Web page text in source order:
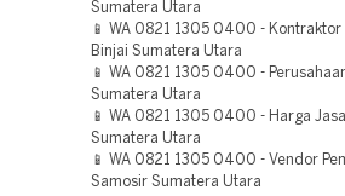
Sumatera Utara
📱 WA 0821 1305 0400 -
Binjai Sumatera Utara
📱 WA 0821 1305 0400 -
Sumatera Utara
📱 WA 0821 1305 0400 - Harga
Sumatera Utara
📱 WA 0821 1305 0400 - Vendor
Samosir Sumatera Utara